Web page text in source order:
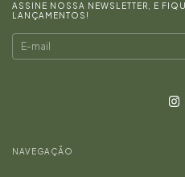
ASSINE NOSSA NEWSLETTER, E
LANÇAMENTOS!
NAVEGAÇÃO